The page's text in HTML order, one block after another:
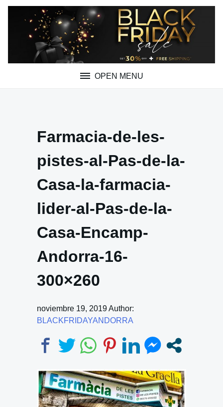
Skip
OPEN MENU
Farmacia-de-les-
pistes-al-Pas-de-la-
Casa-la-farmacia-
lider-al-Pas-de-la-
Casa-Encamp-
Andorra-16-
300×260
noviembre 19, 2019Author:
BLACKFRIDAYANDORRA